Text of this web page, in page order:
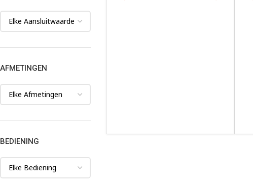
AFMETINGEN
BEDIENING